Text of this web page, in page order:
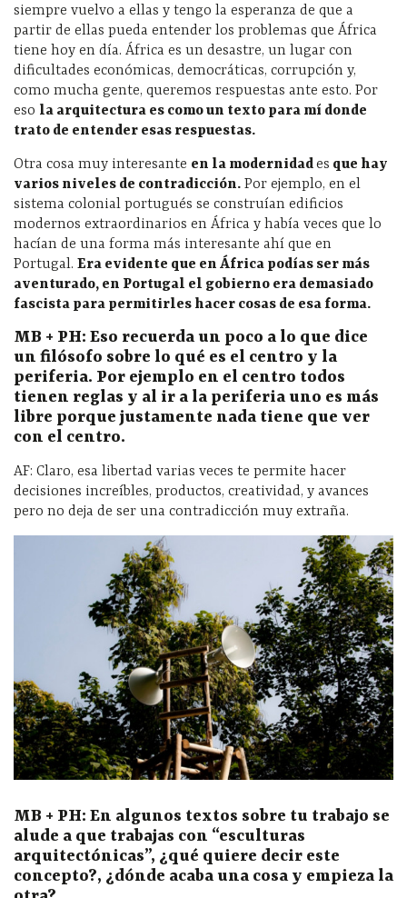
siempre vuelvo a ellas y tengo la esperanza de que a
partir de ellas pueda entender los problemas que África
tiene hoy en día. África es un desastre, un lugar con
dificultades económicas, democráticas, corrupción y,
como mucha gente, queremos respuestas ante esto. Por
eso la arquitectura es como un texto para mí donde
trato de entender esas respuestas.
Otra cosa muy interesante en la modernidades que hay
varios niveles de contradicción. Por ejemplo, en el
sistema colonial portugués se construían edificios
modernos extraordinarios en África y había veces que lo
hacían de una forma más interesante ahí que en
Portugal. Era evidente que en África podías ser más
aventurado, en Portugal el gobierno era demasiado
fascista para permitirles hacer cosas de esa forma.
MB + PH: Eso recuerda un poco a lo que dice
un filósofo sobre lo qué es el centro y la
periferia. Por ejemplo en el centro todos
tienen reglas y al ir a la periferia uno es más
libre porque justamente nada tiene que ver
con el centro.
AF: Claro, esa libertad varias veces te permite hacer
decisiones increíbles, productos, creatividad, y avances
pero no deja de ser una contradicción muy extraña.
MB + PH: En algunos textos sobre tu trabajo se
alude a que trabajas con “esculturas
arquitectónicas”, ¿qué quiere decir este
concepto?, ¿dónde acaba una cosa y empieza la